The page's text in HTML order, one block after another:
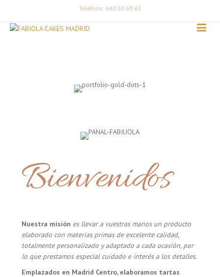
Teléfono: 640 33 60 43
Bienvenidos
Nuestra misión es llevar a vuestras manos un producto
elaborado con materias primas de excelente calidad,
totalmente personalizado y adaptado a cada ocasión, por
lo que prestamos especial cuidado e interés a los detalles.
Emplazados en Madrid Centro, elaboramos tartas